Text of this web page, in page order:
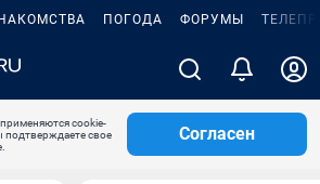
ПОГОДА ФОРУМЫ
cookie-
подтверждаете свое
Согласен